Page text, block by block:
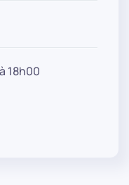
18h00